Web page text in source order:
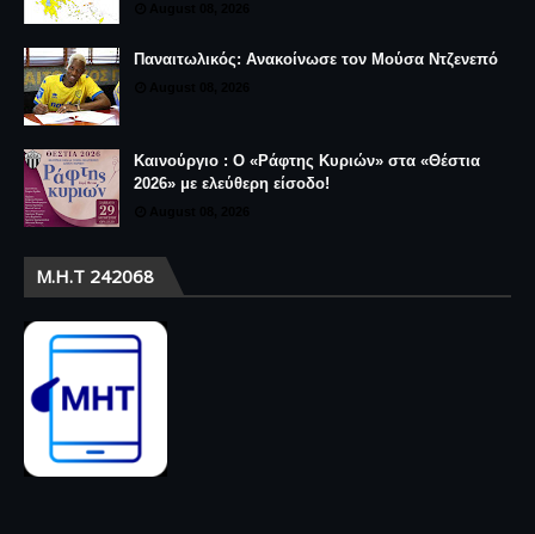
Παναιτωλικός: Ανακοίνωσε τον Μούσα Ντζενεπό
Καινούργιο : Ο «Ράφτης Κυριών» στα «Θέστια
2026» με ελεύθερη είσοδο!
Μ.Η.Τ 242068